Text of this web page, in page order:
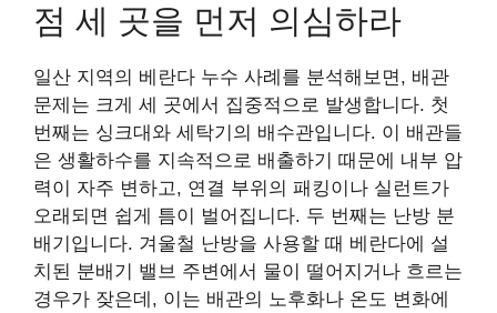
점 세 곳을 먼저 의심하라
일산 지역의 베란다 누수 사례를 분석해보면, 배관
문제는 크게 세 곳에서 집중적으로 발생합니다. 첫
번째는 싱크대와 세탁기의 배수관입니다. 이 배관들
은 생활하수를 지속적으로 배출하기 때문에 내부 압
력이 자주 변하고, 연결 부위의 패킹이나 실런트가
오래되면 쉽게 틈이 벌어집니다. 두 번째는 난방 분
배기입니다. 겨울철 난방을 사용할 때 베란다에 설
치된 분배기 밸브 주변에서 물이 떨어지거나 흐르는
경우가 잦은데, 이는 배관의 노후화나 온도 변화에